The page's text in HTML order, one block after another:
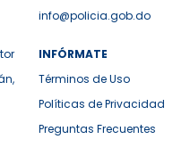
info@policia.gob.do
INFÓRMATE
Términos de Uso
Políticas de Privacidad
Preguntas Frecuentes